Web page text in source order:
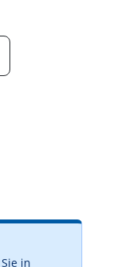
in